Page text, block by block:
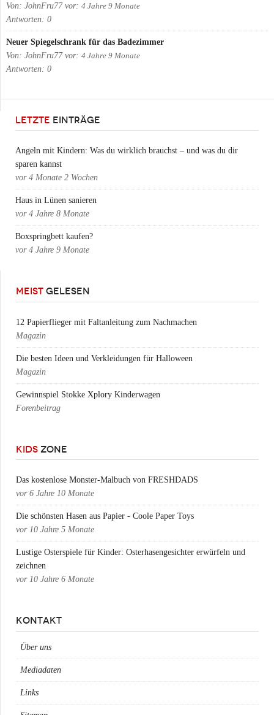
Von: JohnFru77 vor: 4 Jahre 9 Monate
Antworten: 0
Neuer Spiegelschrank für das Badezimmer
Von: JohnFru77 vor: 4 Jahre 9 Monate
Antworten: 0
LETZTE EINTRÄGE
Angeln mit Kindern: Was du wirklich brauchst – und was du dir
sparen kannst
vor 4 Monate 2 Wochen
Haus in Lünen sanieren
vor 4 Jahre 8 Monate
Boxspringbett kaufen?
vor 4 Jahre 9 Monate
MEIST GELESEN
12 Papierflieger mit Faltanleitung zum Nachmachen
Magazin
Die besten Ideen und Verkleidungen für Halloween
Magazin
Gewinnspiel Stokke Xplory Kinderwagen
Forenbeitrag
KIDS ZONE
Das kostenlose Monster-Malbuch von FRESHDADS
vor 6 Jahre 10 Monate
Die schönsten Hasen aus Papier - Coole Paper Toys
vor 10 Jahre 5 Monate
Lustige Osterspiele für Kinder: Osterhasengesichter erwürfeln und
zeichnen
vor 10 Jahre 6 Monate
KONTAKT
Über uns
Mediadaten
Links